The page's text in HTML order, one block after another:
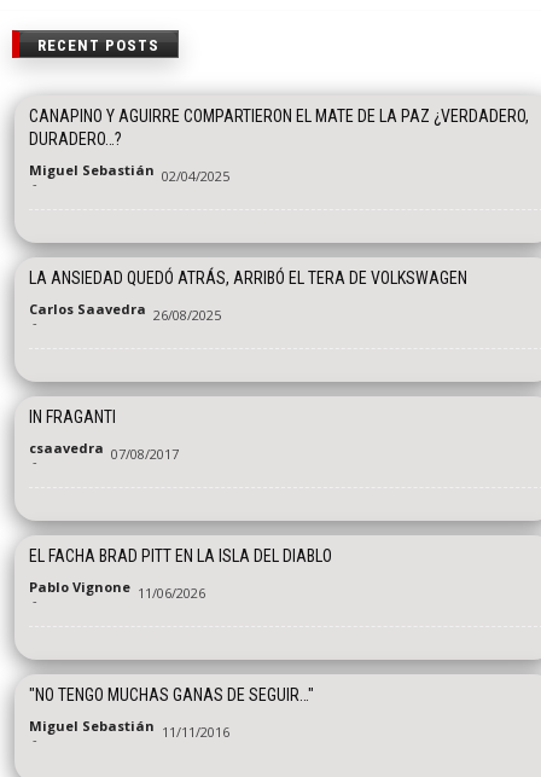
RECENT POSTS
CANAPINO Y AGUIRRE COMPARTIERON EL MATE DE LA PAZ ¿VERDADERO,
DURADERO…?
Miguel Sebastián
- 02/04/2025
LA ANSIEDAD QUEDÓ ATRÁS, ARRIBÓ EL TERA DE VOLKSWAGEN
Carlos Saavedra
- 26/08/2025
IN FRAGANTI
csaavedra
- 07/08/2017
EL FACHA BRAD PITT EN LA ISLA DEL DIABLO
Pablo Vignone
- 11/06/2026
"NO TENGO MUCHAS GANAS DE SEGUIR…"
Miguel Sebastián
- 11/11/2016